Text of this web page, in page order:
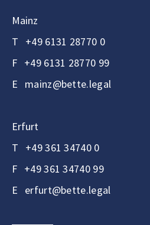
Mainz
T +49 6131 28770 0
F +49 6131 28770 99
E mainz@bette.legal
Erfurt
T +49 361 34740 0
F +49 361 34740 99
E erfurt@bette.legal